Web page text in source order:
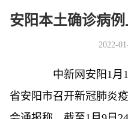
安阳本土确诊病例
2022-
中新网 安阳1月
省安阳市召开新冠肺炎